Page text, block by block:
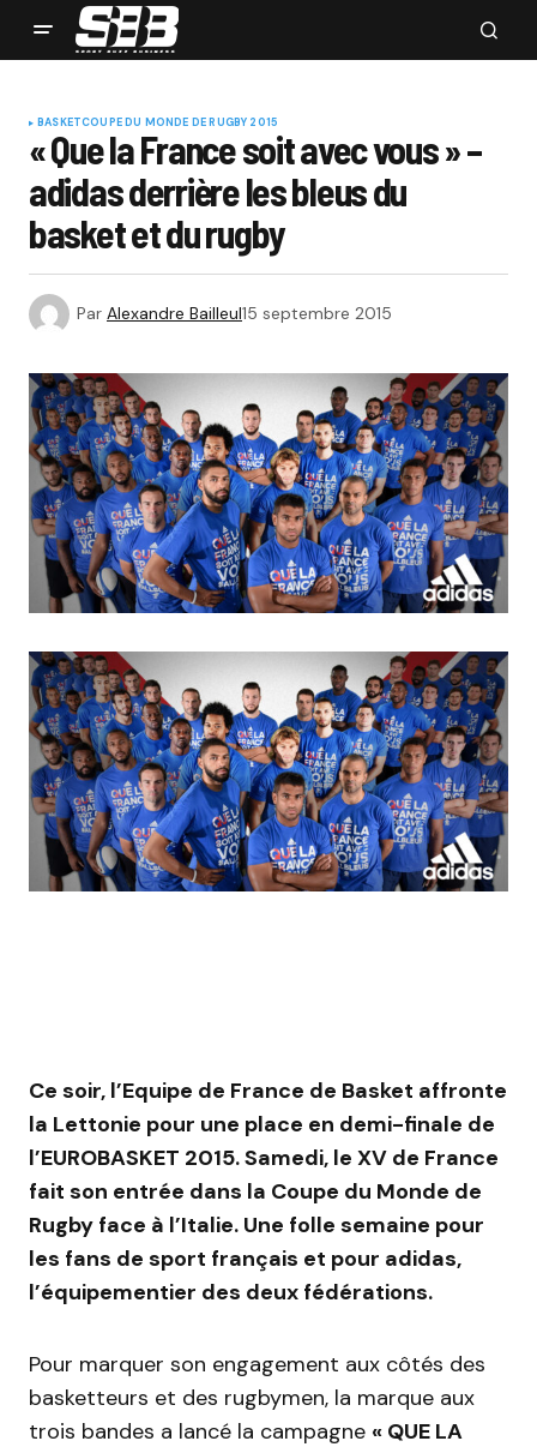
BASKETCOUPE DU MONDE DE RUGBY 2015
« Que la France soit avec vous » –
adidas derrière les bleus du
basket et du rugby
Par Alexandre Bailleul15 septembre 2015
Ce soir, l’Equipe de France de Basket affronte
la Lettonie pour une place en demi-finale de
l’EUROBASKET 2015. Samedi, le XV de France
fait son entrée dans la Coupe du Monde de
Rugby face à l’Italie. Une folle semaine pour
les fans de sport français et pour adidas,
l’équipementier des deux fédérations.
Pour marquer son engagement aux côtés des
basketteurs et des rugbymen, la marque aux
trois bandes a lancé la campagne « QUE LA